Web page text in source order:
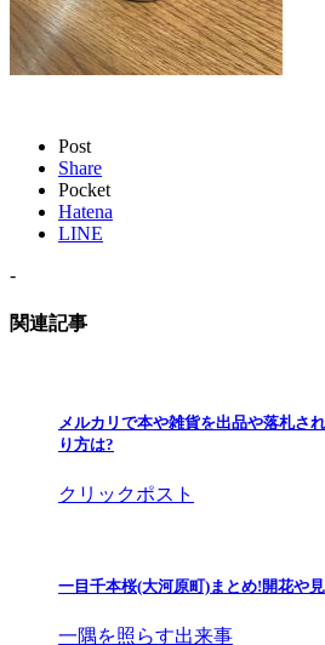
Post
Share
Pocket
Hatena
LINE
-
関連記事
メルカリで本や雑貨を出品や落札さ
り方は?
クリックポスト
一目千本桜(大河原町)まとめ!開花や
一隅を照らす出来事